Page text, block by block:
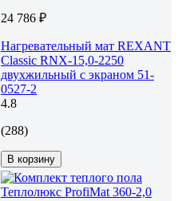
24 786 ₽
Нагревательный мат REXANT
Classic RNX-15,0-2250
двухжильный с экраном 51-
0527-2
4.8
(288)
В корзину